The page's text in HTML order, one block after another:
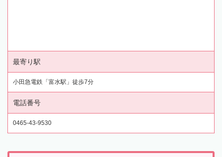
最寄り駅
小田急電鉄「富水駅」徒歩7分
電話番号
0465-43-9530